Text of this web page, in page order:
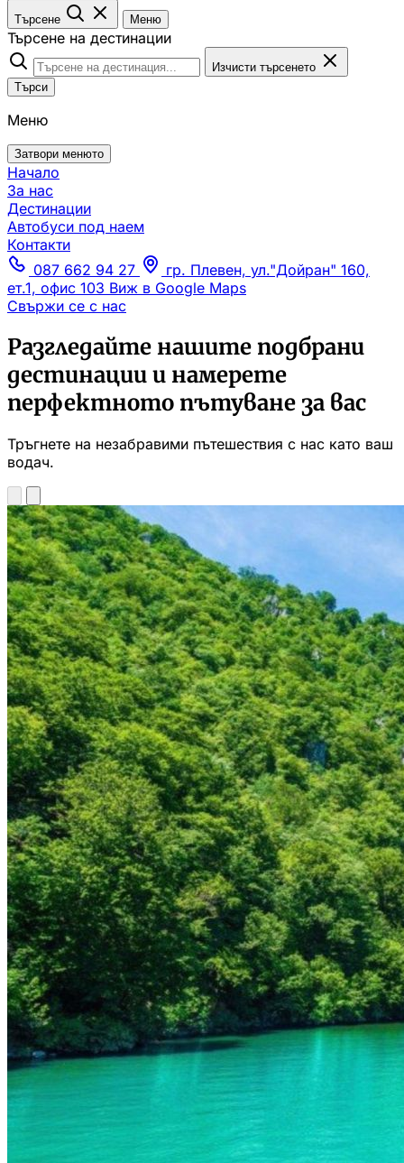
Търсене Меню
Търсене на дестинации
Изчисти търсенето
Търси
Меню
Затвори менюто
Начало
За нас
Дестинации
Автобуси под наем
Контакти
087 662 94 27
гр. Плевен, ул."Дойран" 160,
ет.1, офис 103 Виж в Google Maps
Свържи се с нас
Разгледайте нашите подбрани
дестинации и намерете
перфектното пътуване за вас
Тръгнете на незабравими пътешествия с нас като ваш
водач.